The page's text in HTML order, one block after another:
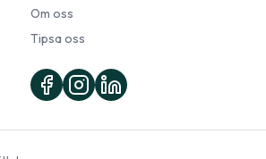
Om oss
Tipsa oss